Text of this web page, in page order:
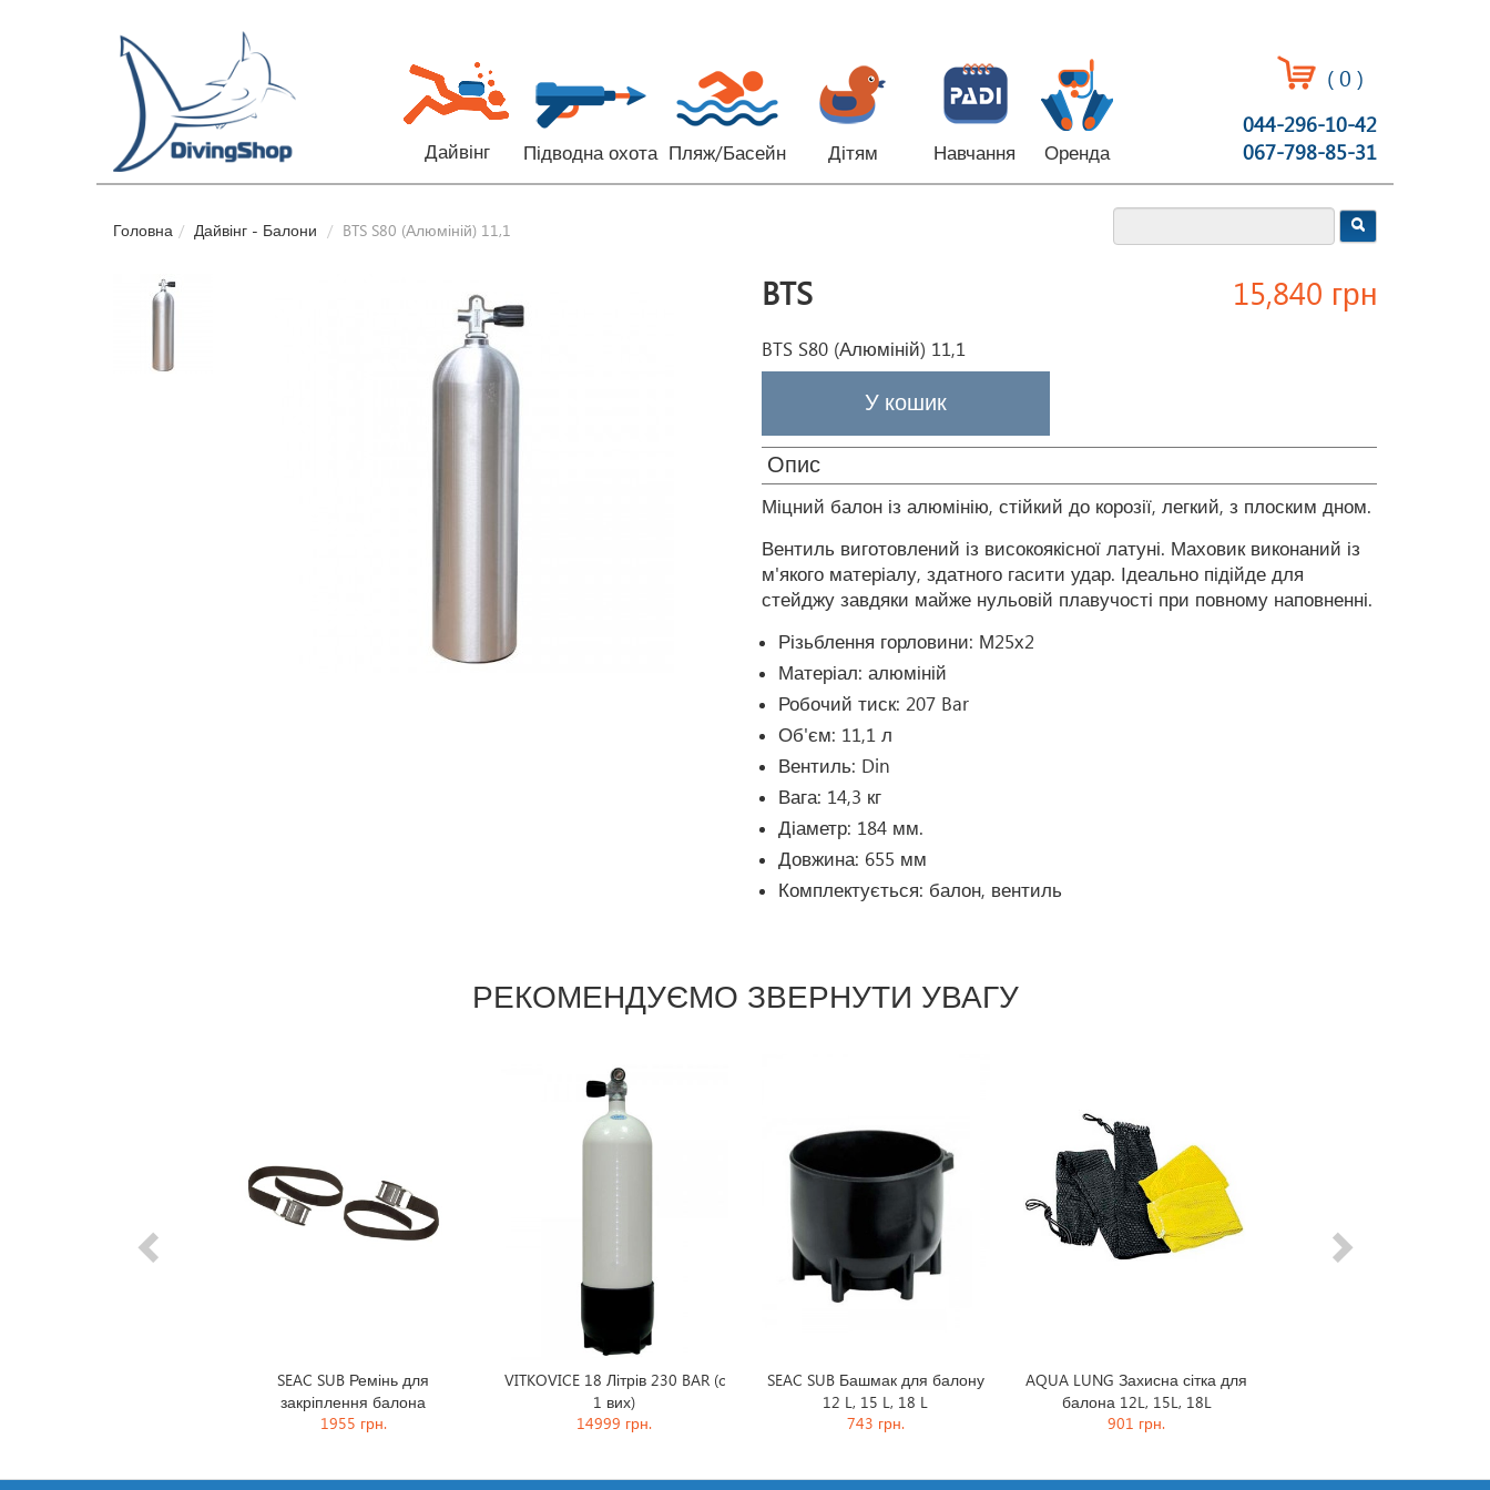
Дайвінг Підводна охота Пляж/Басейн Дітям Навчання Оренда
(0 )
044-296-10-42
067-798-85-31
Головна Дайвінг - Балони BTS S80 (Алюміній) 11,1
BTS
BTS S80 (Алюміній) 11,1
15,840 грн
Опис
Міцний балон із алюмінію, стійкий до корозії, легкий, з плоским дном.
Вентиль виготовлений із високоякісної латуні. Маховик виконаний із
м'якого матеріалу, здатного гасити удар. Ідеально підійде для
стейджу завдяки майже нульовій плавучості при повному наповненні.
Різьблення горловини: М25х2
Матеріал: алюміній
Робочий тиск: 207 Bar
Об'єм: 11,1 л
Вентиль: Din
Вага: 14,3 кг
Діаметр: 184 мм.
Довжина: 655 мм
Комплектується: балон, вентиль
РЕКОМЕНДУЄМО ЗВЕРНУТИ УВАГУ
SEAC SUB Ремінь для
закріплення балона
1955 грн.
VITKOVICE 18 Літрів 230 BAR (c
1 вих)
14999 грн.
SEAC SUB Башмак для балону
12 L, 15 L, 18 L
743 грн.
AQUA LUNG Захисна сітка для
балона 12L, 15L, 18L
901 грн.